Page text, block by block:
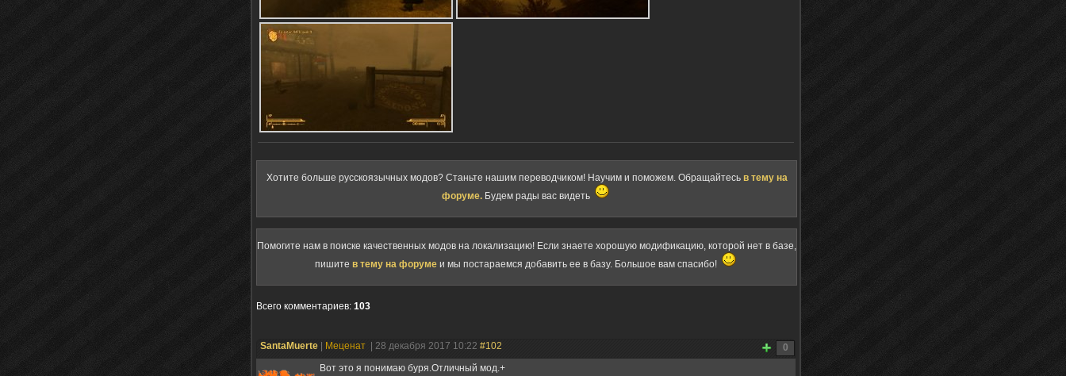
Хотите больше русскоязычных модов? Станьте нашим переводчиком! Научим и поможем. Обращайтесь в тему на
форуме. Будем рады вас видеть
Помогите нам в поиске качественных модов на локализацию! Если знаете хорошую модификацию, которой нет в базе,
пишите в тему на форуме и мы постараемся добавить ее в базу. Большое вам спасибо!
Всего комментариев: 103
0
SantaMuerte Меценат | 28 декабря 2017 10:22 #102
Вот это я понимаю буря.Отличный мод.+